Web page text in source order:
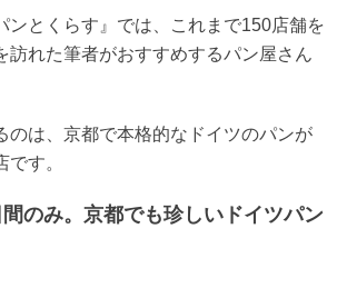
ンとくらす』では、これまで150店舗を
訪れた筆者がおすすめするパン屋さん
のは、京都で本格的なドイツのパンが
す。
のみ。京都でも珍しいドイツパン